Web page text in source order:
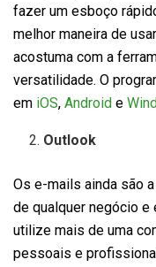
fazer um esboço
melhor maneira de
acostuma com a
versatilidade. O
em iOS, Android e
Outlook
Os e-mails ainda são
de qualquer negócio e
utilize mais de uma
pessoais e